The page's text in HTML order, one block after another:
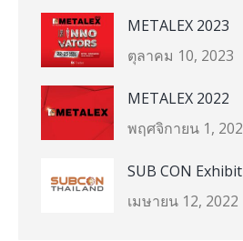
METALEX 2023
ตุลาคม 10, 2023
METALEX 2022
พฤศจิกายน 1,
SUB CON
เมษายน 12, 2022